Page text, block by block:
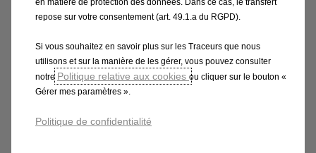
Astra 5 Portes Edition
À partir de379 €/mois
En Leas'N'Go
en matière de protection des données. Dans ce cas, le transfert
repose sur votre consentement (art. 49.1.a du RGPD).
Si vous souhaitez en savoir plus sur les Traceurs que nous
utilisons et sur la manière de les gérer, vous pouvez consulter
notre Politique relative aux cookies ou cliquer sur le bouton «
Gérer mes paramètres ».
Politique de confidentialité